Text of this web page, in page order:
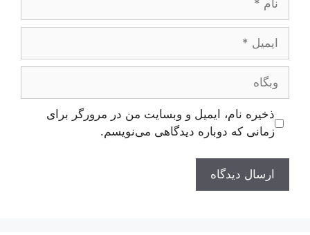
ایمیل
وبگاه
ذخیره نام، ایمیل و وبسایت من در مرورگر برای
زمانی که دوباره دیدگاهی می‌نویسم.